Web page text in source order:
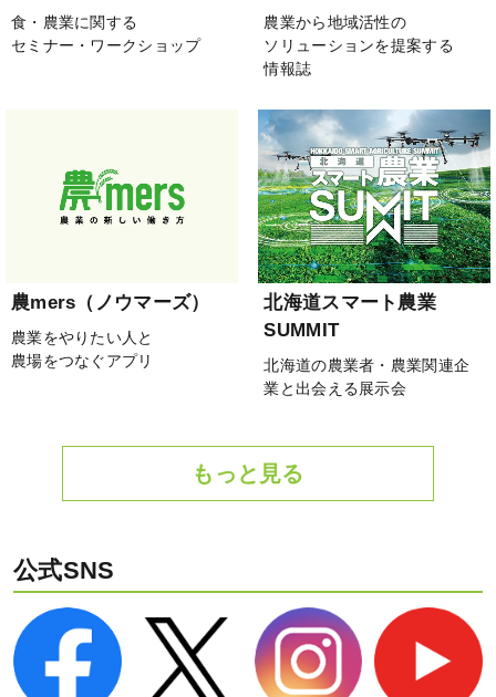
食・農業に関する
セミナー・ワークショップ
農業から地域活性の
ソリューションを提案する
情報誌
農mers（ノウマーズ）
農業をやりたい人と
農場をつなぐアプリ
北海道スマート農業
SUMMIT
北海道の農業者・農業関連企
業と出会える展示会
もっと見る
公式SNS